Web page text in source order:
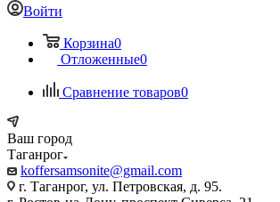
Войти
Корзина0
Отложенные0
Сравнение товаров0
Ваш город
Таганрог
koffersamsonite@gmail.com
г. Таганрог, ул. Петровская, д. 95.